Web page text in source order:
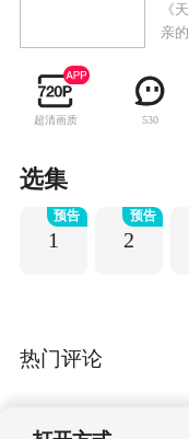
《
亲
剧
和
郑
超清画质 530
选集
1
预告
2
预告
热门评论